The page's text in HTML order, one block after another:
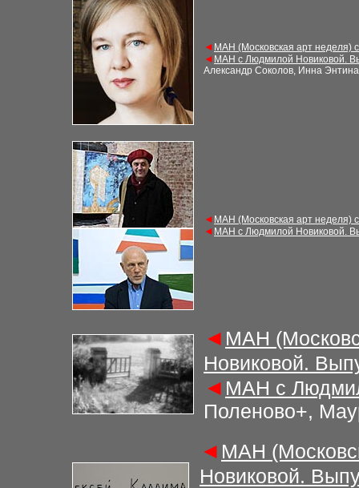
◄ МАН (Московская арт неделя)
◄ МАН с Людмилой Новиковой.
Александр Соколов, Инна
◄ МАН (Московская арт неделя)
◄ МАН с Людмилой Новиковой.
◄ МАН
Новиковой.
◄ МАН с
Поленово+,
◄ МАН
Новиковой.